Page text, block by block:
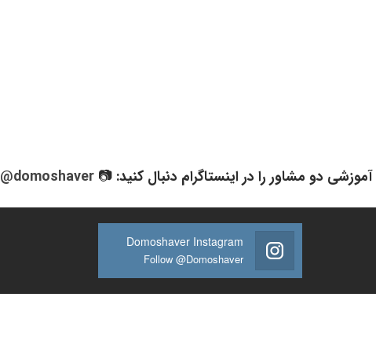
آموزشی دو مشاور را در اینستاگرام دنبال کنید: 📷@domoshaver
Domoshaver Instagram
Follow @Domoshaver